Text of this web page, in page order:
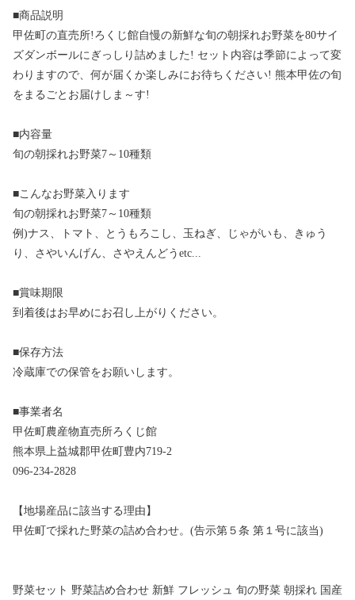
■商品説明
甲佐町の直売所!ろくじ館自慢の新鮮な旬の朝採れお野菜を80サイ
ズダンボールにぎっしり詰めました! セット内容は季節によって変
わりますので、何が届くか楽しみにお待ちください! 熊本甲佐の旬
をまるごとお届けしま～す!
■内容量
旬の朝採れお野菜7～10種類
■こんなお野菜入ります
旬の朝採れお野菜7～10種類
例)ナス、トマト、とうもろこし、玉ねぎ、じゃがいも、きゅう
り、さやいんげん、さやえんどうetc...
■賞味期限
到着後はお早めにお召し上がりください。
■保存方法
冷蔵庫での保管をお願いします。
■事業者名
甲佐町農産物直売所ろくじ館
熊本県上益城郡甲佐町豊内719-2
096-234-2828
【地場産品に該当する理由】
甲佐町で採れた野菜の詰め合わせ。(告示第５条 第１号に該当)
野菜セット 野菜詰め合わせ 新鮮 フレッシュ 旬の野菜 朝採れ 国産